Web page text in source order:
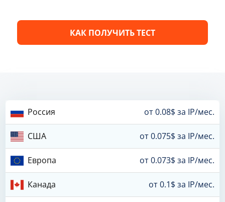
КАК ПОЛУЧИТЬ ТЕСТ
Россия от 0.08$ за IP/мес.
США от 0.075$ за IP/мес.
Европа от 0.073$ за IP/мес.
Канада от 0.1$ за IP/мес.